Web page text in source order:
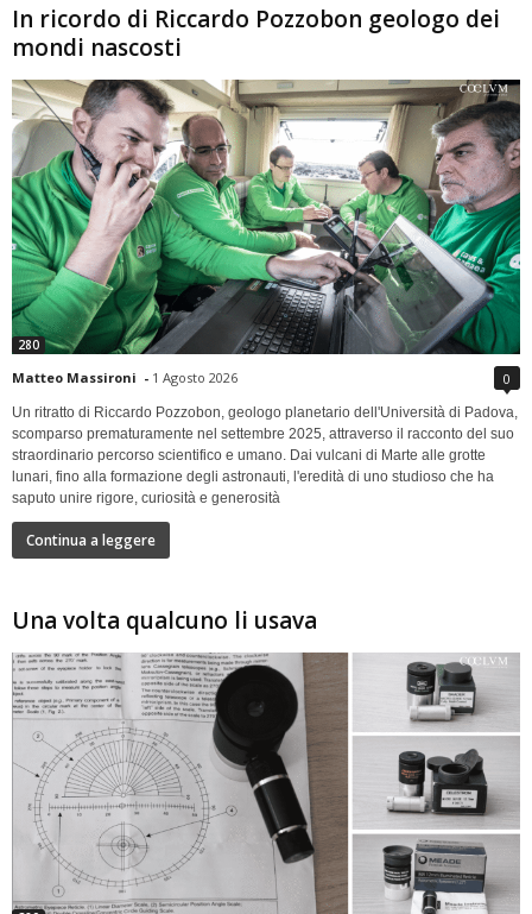
In ricordo di Riccardo Pozzobon geologo dei
mondi nascosti
280
Matteo Massironi - 1 Agosto 2026 0
Un ritratto di Riccardo Pozzobon, geologo planetario dell'Università di Padova,
scomparso prematuramente nel settembre 2025, attraverso il racconto del suo
straordinario percorso scientifico e umano. Dai vulcani di Marte alle grotte
lunari, fino alla formazione degli astronauti, l'eredità di uno studioso che ha
saputo unire rigore, curiosità e generosità
Continua a leggere
Una volta qualcuno li usava